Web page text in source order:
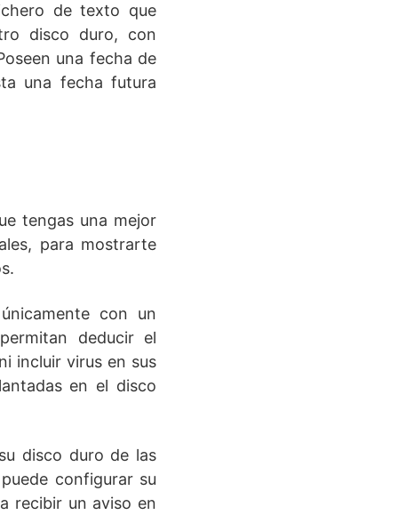
de texto que
disco duro, con
una fecha de
una fecha futura
tengas una mejor
para mostrarte
con un
deducir el
incluir virus en sus
en el disco
disco duro de las
configurar su
recibir un aviso en